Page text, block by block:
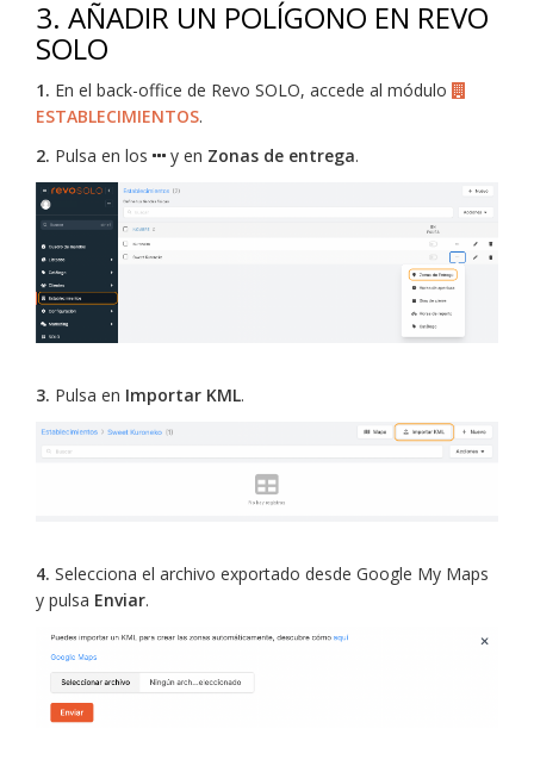
3. AÑADIR UN POLÍGONO EN REVO
SOLO
1. En el back-office de Revo SOLO, accede al módulo
ESTABLECIMIENTOS.
2. Pulsa en los y en Zonas de entrega.
3. Pulsa en Importar KML.
4. Selecciona el archivo exportado desde Google My Maps
y pulsa Enviar.